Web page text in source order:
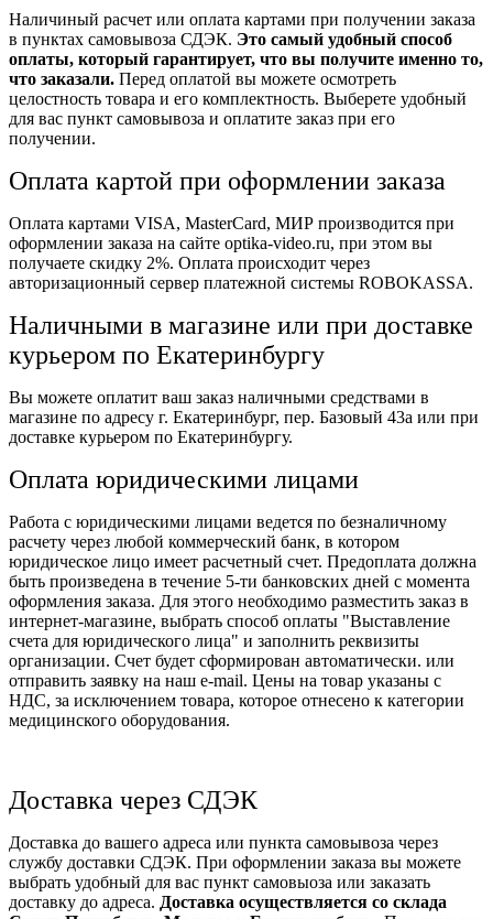
Наличиный расчет или оплата картами при получении заказа
в пунктах самовывоза СДЭК. Это самый удобный способ
оплаты, который гарантирует, что вы получите именно то,
что заказали. Перед оплатой вы можете осмотреть
целостность товара и его комплектность. Выберете удобный
для вас пункт самовывоза и оплатите заказ при его
получении.
Оплата картой при оформлении заказа
Оплата картами VISA, MasterCard, МИР производится при
оформлении заказа на сайте optika-video.ru, при этом вы
получаете скидку 2%. Оплата происходит через
авторизационный сервер платежной системы ROBOKASSA.
Наличными в магазине или при доставке
курьером по Екатеринбургу
Вы можете оплатит ваш заказ наличными средствами в
магазине по адресу г. Екатеринбург, пер. Базовый 43а или при
доставке курьером по Екатеринбургу.
Оплата юридическими лицами
Работа с юридическими лицами ведется по безналичному
расчету через любой коммерческий банк, в котором
юридическое лицо имеет расчетный счет. Предоплата должна
быть произведена в течение 5-ти банковских дней с момента
оформления заказа. Для этого необходимо разместить заказ в
интернет-магазине, выбрать способ оплаты "Выставление
счета для юридического лица" и заполнить реквизиты
организации. Счет будет сформирован автоматически. или
отправить заявку на наш e-mail. Цены на товар указаны с
НДС, за исключением товара, которое отнесено к категории
медицинского оборудования.
Доставка через СДЭК
Доставка до вашего адреса или пункта самовывоза через
службу доставки СДЭК. При оформлении заказа вы можете
выбрать удобный для вас пункт самовыоза или заказать
доставку до адреса. Доставка осуществляется со склада